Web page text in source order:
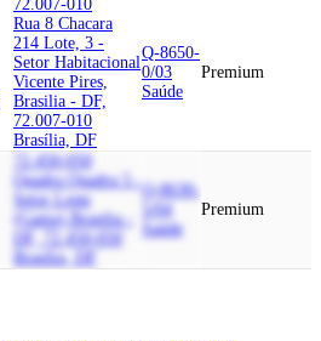
72.007-010
Rua 8 Chacara
214 Lote, 3 -
Setor Habitacional
Vicente Pires,
Brasilia - DF,
72.007-010
Brasília, DF
Q-8650-
0/03
Saúde
Premium
72.450-050
Quadra Quadra 5 -
Setor Leste
(Gama) Brasilia -
DF, 72.450-050
Brasília, DF
Q-8630-
5/04
Saúde
Premium